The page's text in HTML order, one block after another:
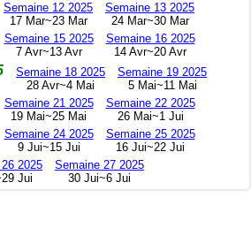
Semaine 12 2025
17 Mar~23 Mar
Semaine 13 2025
24 Mar~30 Mar
Semaine 15 2025
7 Avr~13 Avr
Semaine 16 2025
14 Avr~20 Avr
Semaine 18 2025
28 Avr~4 Mai
Semaine 19 2025
5 Mai~11 Mai
Semaine 21 2025
19 Mai~25 Mai
Semaine 22 2025
26 Mai~1 Jui
Semaine 24 2025
9 Jui~15 Jui
Semaine 25 2025
16 Jui~22 Jui
2025
Jui
Semaine 27 2025
30 Jui~6 Jui